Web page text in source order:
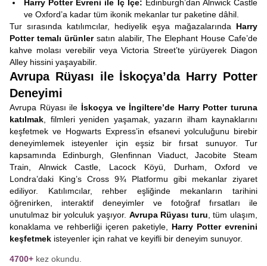
Harry Potter Evreni ile İç İçe: Edinburgh’dan Alnwick Castle
ve Oxford’a kadar tüm ikonik mekanlar tur paketine dâhil.
Tur sırasında katılımcılar, hediyelik eşya mağazalarında Harry
Potter temalı ürünlersatın alabilir, The Elephant House Cafe’de
kahve molası verebilir veya Victoria Street’te yürüyerek Diagon
Alley hissini yaşayabilir.
Avrupa Rüyası ile İskoçya’da Harry Potter
Deneyimi
Avrupa Rüyası ile İskoçya ve İngiltere’de Harry Potter turuna
katılmak , filmleri yeniden yaşamak, yazarın ilham kaynaklarını
keşfetmek ve Hogwarts Express’in efsanevi yolculuğunu birebir
deneyimlemek isteyenler için eşsiz bir fırsat sunuyor. Tur
kapsamında Edinburgh, Glenfinnan Viaduct, Jacobite Steam
Train, Alnwick Castle, Lacock Köyü, Durham, Oxford ve
Londra’daki King’s Cross 9¾ Platformu gibi mekanlar ziyaret
ediliyor. Katılımcılar, rehber eşliğinde mekanların tarihini
öğrenirken, interaktif deneyimler ve fotoğraf fırsatları ile
unutulmaz bir yolculuk yaşıyor. Avrupa Rüyası turu , tüm ulaşım,
konaklama ve rehberliği içeren paketiyle, Harry Potter evrenini
keşfetmek isteyenler için rahat ve keyifli bir deneyim sunuyor.
4700+ kez okundu.